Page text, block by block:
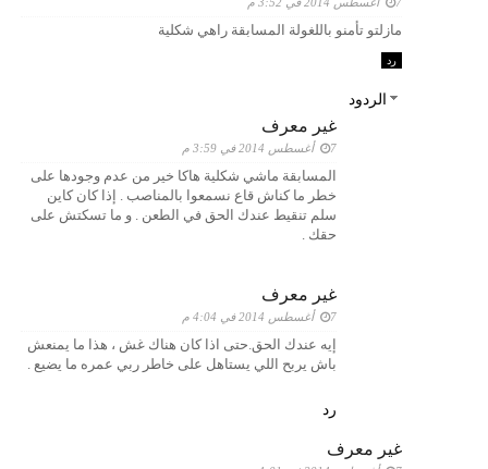
مازلتو تأمنو باللغولة المسابقة راهي شكلية
رد
الردود
غير معرف
7 أغسطس 2014 في 3:59 م
المسابقة ماشي شكلية هاكا خير من عدم وجودها على
خطر ما كناش قاع نسمعوا بالمناصب . إذا كان كاين
سلم تنقيط عندك الحق في الطعن . و ما تسكتش على
حقك .
غير معرف
7 أغسطس 2014 في 4:04 م
إيه عندك الحق.حتى اذا كان هناك غش ، هذا ما يمنعش
باش يربح اللي يستاهل على خاطر ربي عمره ما يضيع .
رد
غير معرف